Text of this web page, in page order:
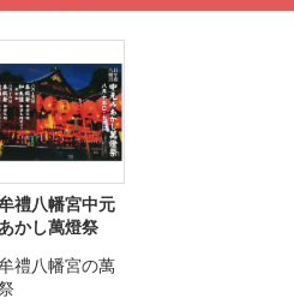
禮八幡宮中元
かし萬燈祭
禮八幡宮の萬